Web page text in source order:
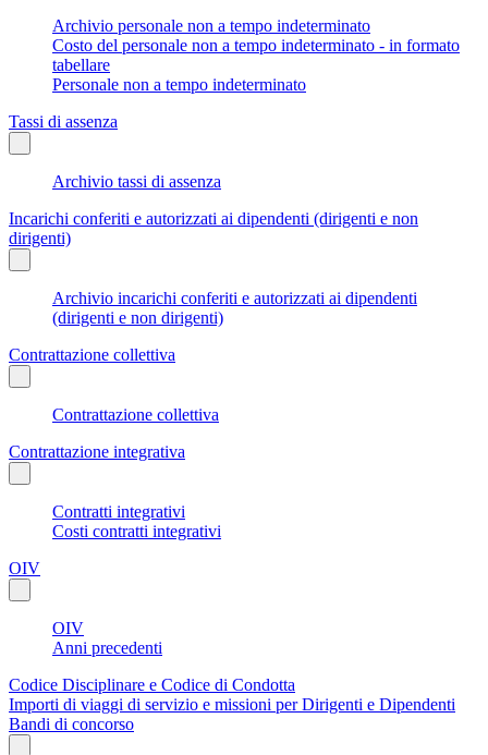
Archivio personale non a tempo indeterminato
Costo del personale non a tempo indeterminato - in formato
tabellare
Personale non a tempo indeterminato
Tassi di assenza
Archivio tassi di assenza
Incarichi conferiti e autorizzati ai dipendenti (dirigenti e non
dirigenti)
Archivio incarichi conferiti e autorizzati ai dipendenti
(dirigenti e non dirigenti)
Contrattazione collettiva
Contrattazione collettiva
Contrattazione integrativa
Contratti integrativi
Costi contratti integrativi
OIV
OIV
Anni precedenti
Codice Disciplinare e Codice di Condotta
Importi di viaggi di servizio e missioni per Dirigenti e Dipendenti
Bandi di concorso